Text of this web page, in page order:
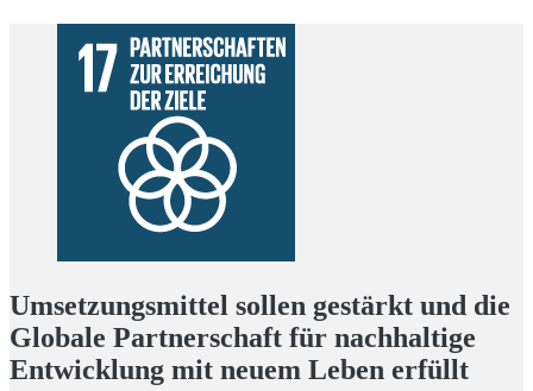
Umsetzungsmittel sollen gestärkt und die
Globale Partnerschaft für nachhaltige
Entwicklung mit neuem Leben erfüllt